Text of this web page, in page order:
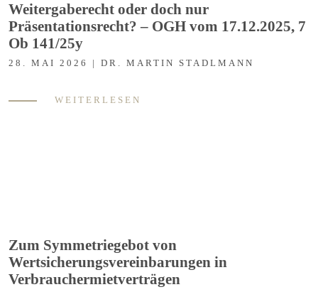
Weitergaberecht oder doch nur
Präsentationsrecht? – OGH vom 17.12.2025, 7
Ob 141/25y
28. MAI 2026 | DR. MARTIN STADLMANN
WEITERLESEN
Zum Symmetriegebot von
Wertsicherungsvereinbarungen in
Verbrauchermietverträgen